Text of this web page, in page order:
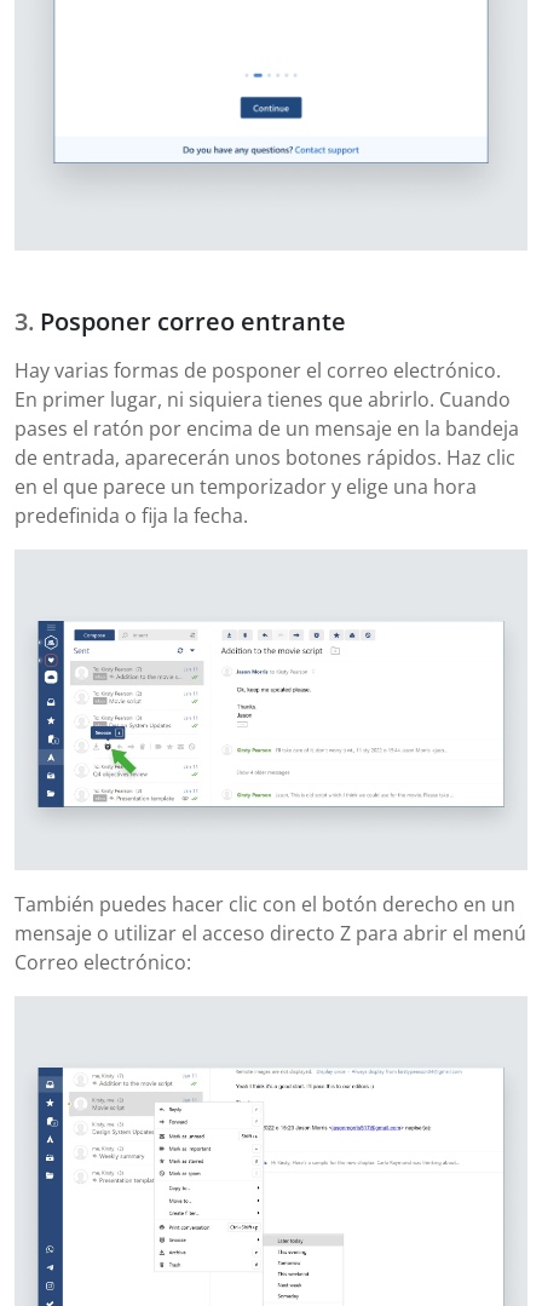
Posponer correo entrante
Hay varias formas de posponer el correo electrónico.
En primer lugar, ni siquiera tienes que abrirlo. Cuando
pases el ratón por encima de un mensaje en la bandeja
de entrada, aparecerán unos botones rápidos. Haz clic
en el que parece un temporizador y elige una hora
predefinida o fija la fecha.
También puedes hacer clic con el botón derecho en un
mensaje o utilizar el acceso directo Z para abrir el menú
Correo electrónico: